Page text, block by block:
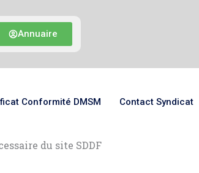
Annuaire
Conformité DMSM Contact Syndicat
du site SDDF